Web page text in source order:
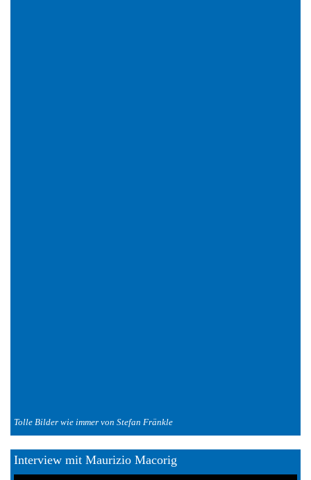
Tolle Bilder wie immer von Stefan Fränkle
Interview mit Maurizio Macorig